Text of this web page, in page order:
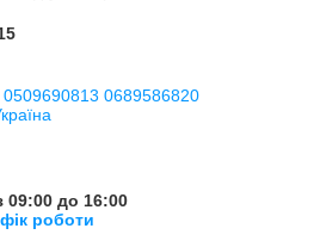
0689586820
09:00 до 16:00
роботи